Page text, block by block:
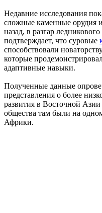
Недавние исследования
сложные каменные орудия
назад, в разгар
подтверждает, что суровые
способствовали
которые
адаптивные навыки.
Полученные данные
представления о более
развития в Восточной
общества там были на
Африки.